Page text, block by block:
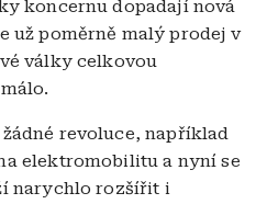
koncernu dopadají nová
už poměrně malý prodej v
války celkovou
revoluce, například
elektromobilitu a nyní se
narychlo rozšířit i